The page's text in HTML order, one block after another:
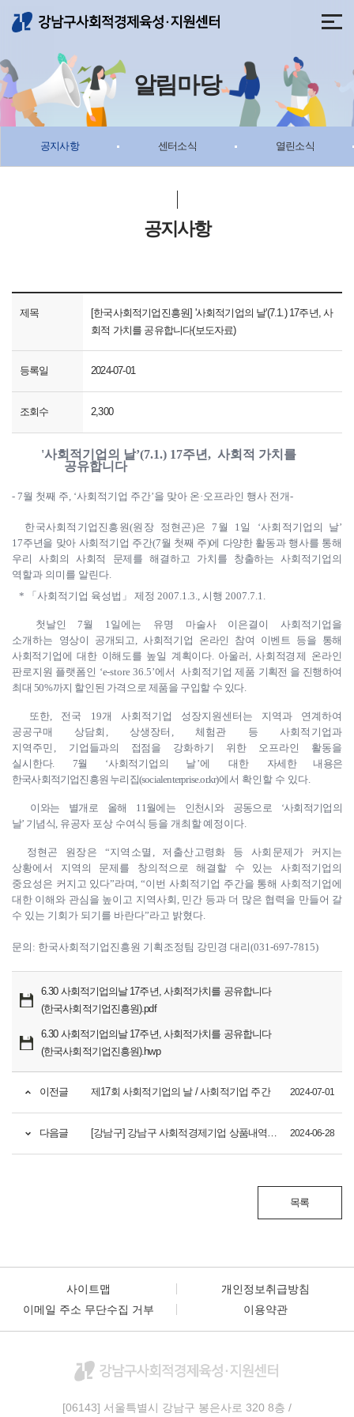
메뉴 바로가기
알림마당
공지사항 센터소식 열린소식
공지사항
제목
[한국사회적기업진흥원] '사회적기업의 날'(7.1.) 17주년, 사
회적 가치를 공유합니다(보도자료)
등록일 2024-07-01
조회수 2,300
'사회적기업의 날’(7.1.) 17주년,사회적 가치를
공유합니다
- 7월 첫째 주, ‘사회적기업 주간’을 맞아 온·오프라인 행사 전개-
한국사회적기업진흥원(원장 정현곤)은 7 월 1일 ‘사회적 기업의 날’
17주년을 맞아 사회적기업 주간(7월 첫째 주)에 다양한 활동과 행사를 통해
우리 사회의 사회적 문제를 해결하고 가치를 창출하는 사회적 기업의
역할과 의미를 알린다.
*
「사회적기업 육성법 」 제정 2007.1.3., 시행 2007.7.1.
첫날인 7월 1 일에는 유명 마술사 이은결이 사회적기업을
소개하는 영상이 공개되고 사회적기업 온라인 참여 이벤트
등을 통해
사회적기업에 대한 이해도를 높일 계획이다. 아울러 ,사회적경제 온라인
판로지원 플랫폼인 ‘e-store 36.5’에서 사회적기업 제품 기획전 을 진행하여
최대 50%까지 할인된 가격으로 제품을 구입할 수 있다
또한 전국 19개 사회적기업 성장지원센터는 지역과 연계하여
공공구매상담회 ,상생장터
체험관 등 사회적기업과
지역주민
기업 들과의 접점을 강화하기 위한 오프라인 활동을
실시한다. 7월 ‘사회적기업의 날’에 대한 자세한 내용은
한국사회적기업진흥원 누리집(socialenterprise.or.kr)에서 확인할 수 있다.
이와는 별개로 올해 11 월에는 인천시와 공동으로 ‘사회적기업의
날’ 기념식 유공자 포상 수여식 등을 개최할 예정이다.
정현곤 원장은 “지역소멸 저출산고령화 등 사회문제가 커지는
상황에서 지역의 문제를 창의적으로 해결할 수 있는 사회적기업의
중요성은 커지고 있다”라며 , “이번 사회적기업 주간을 통해 사회적기업에
대한 이해와 관심을 높이고 지역사회 민간 등과 더 많은 협력을 만들어 갈
수 있는 기회가 되기를 바란다”라고 밝혔다
문의: 한국사회적기업진흥원 기획조정팀 강민경 대리(031-697-7815)
6.30 사회적기업의날 17주년, 사회적가치를 공유합니다
(한국사회적기업진흥원).pdf
6.30 사회적기업의날 17주년, 사회적가치를 공유합니다
(한국사회적기업진흥원).hwp
이전글 제17회 사회적기업의 날 / 사회적기업 주간 2024-07-01
다음글 2024-06-28
목록
사이트맵
개인정보취급방침
이메일 주소 무단수집 거부
이용약관
[06143] 서울특별시 강남구 봉은사로 320 8층 /